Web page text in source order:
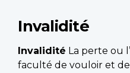
Invalidité
Invalidité La perte ou
faculté de vouloir et